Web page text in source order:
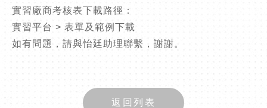
實習廠商考核表下載路徑：
實習平台 > 表單及範例下載
如有問題，請與怡廷助理聯繫，謝謝。
返回列表